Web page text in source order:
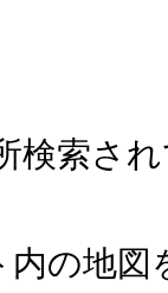
検索さ
の地図